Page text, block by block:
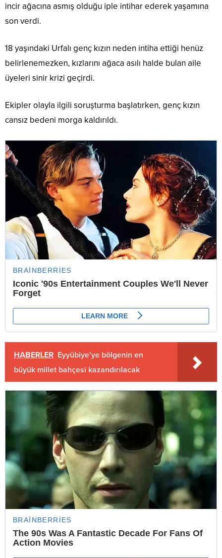
incir ağacına asmış olduğu iple intihar ederek yaşamına
son verdi.
18 yaşındaki Urfalı genç kızın neden intiha ettiği henüz
belirlenemezken, kızlarını ağaca asılı halde bulan aile
üyeleri sinir krizi geçirdi.
Ekipler olayla ilgili soruşturma başlatırken, genç kızın
cansız bedeni morga kaldırıldı.
HABERLER Eyyübiye’ye bölgenin en
büyük millet bahçesi kazandırılacak